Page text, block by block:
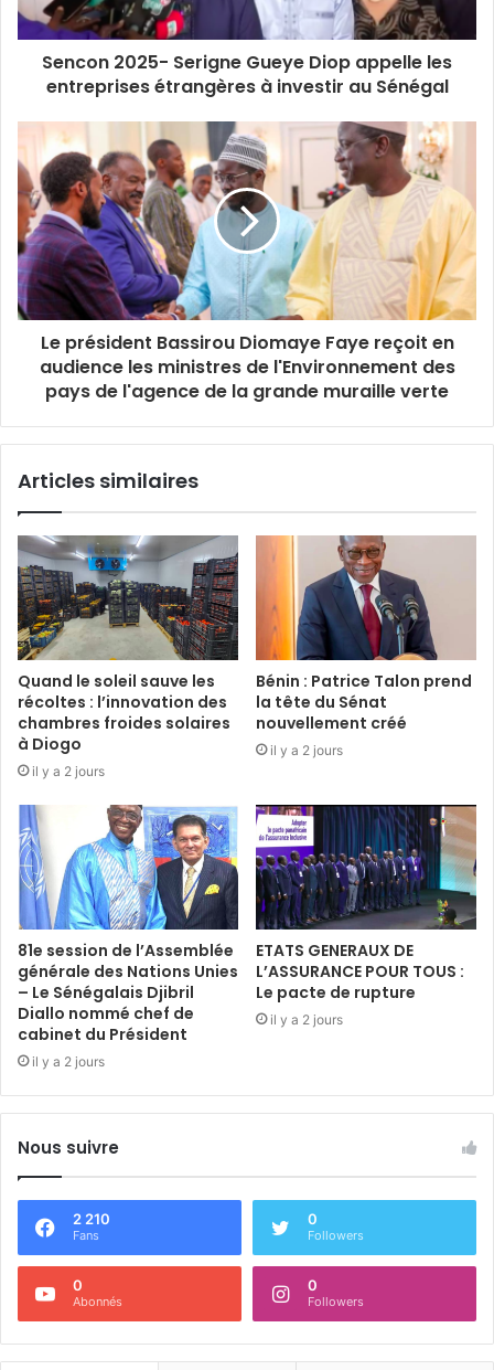
Sencon 2025- Serigne Gueye Diop appelle les
entreprises étrangères à investir au Sénégal
Le président Bassirou Diomaye Faye reçoit en
audience les ministres de l'Environnement des
pays de l'agence de la grande muraille verte
Articles similaires
Quand le soleil sauve les
récoltes : l’innovation des
chambres froides solaires
à Diogo
il y a 2 jours
Bénin : Patrice Talon prend
la tête du Sénat
nouvellement créé
il y a 2 jours
81e session de l’Assemblée
générale des Nations Unies
– Le Sénégalais Djibril
Diallo nommé chef de
cabinet du Président
il y a 2 jours
ETATS GENERAUX DE
L’ASSURANCE POUR TOUS :
Le pacte de rupture
il y a 2 jours
Nous suivre
2 210
Fans
0
Followers
0
Abonnés
0
Followers